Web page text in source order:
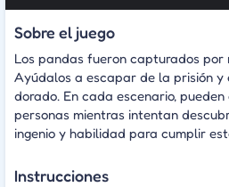
Sobre el juego
Los pandas fueron capturados por
Ayúdalos a escapar de la prisión
dorado. En cada escenario,
personas mientras intentan
ingenio y habilidad para cumplir
Instrucciones